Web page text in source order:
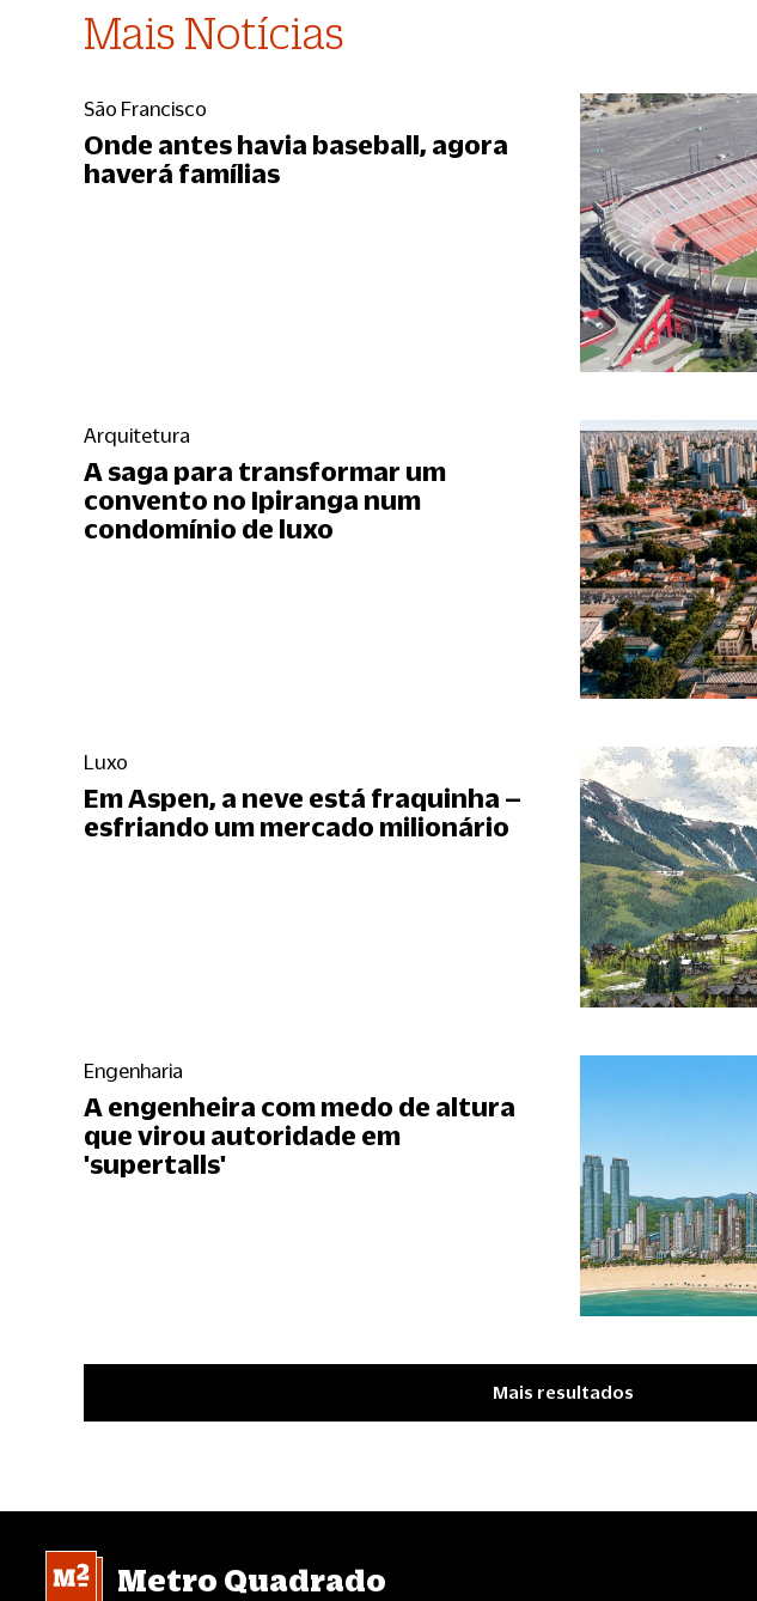
Mais Notícias
São Francisco
Onde antes havia baseball, agora
haverá famílias
Arquitetura
A saga para transformar um
convento no Ipiranga num
condomínio de luxo
Luxo
Em Aspen, a neve está fraquinha –
esfriando um mercado milionário
Engenharia
A engenheira com medo de altura
que virou autoridade em
'supertalls'
Mais resultados
Metro Quadrado